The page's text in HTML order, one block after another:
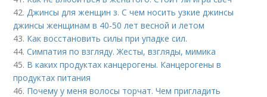
42.Джинсы для женщин з. С чем носить узкие джинсы
джинсы женщинам в 40-50 лет весной и летом
43. Как восстановить силы при упадке сил.
44.Симпатия по взгляду. Жесты, взгляды, мимика
45. В каких продуктах канцерогены. Канцерогены в
продуктах питания
46. Почему у меня волосы торчат. Чем пригладить